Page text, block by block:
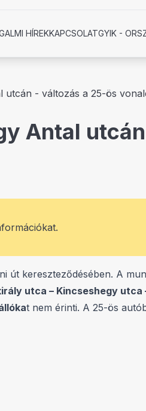
HÍREKKAPCSOLATGYIK -
utcán - változás a 25-ös
Antal
út kereszteződésében. A
utca – Kincseshegy utca
t nem érinti. A 25-ös